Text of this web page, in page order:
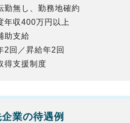
勤無し、勤務地確約
年収400万円以上
助支給
2回／昇給年2回
得支援制度
業の待遇例